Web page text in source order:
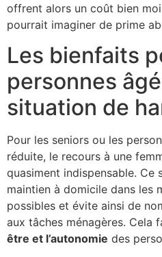
offrent alors un coût bien
pourrait imaginer de prime
Les bienfaits
personnes
situation de
Pour les seniors ou les
réduite, le recours à une
quasiment indispensable. Ce
maintien à domicile dans les
possibles et évite ainsi de
aux tâches ménagères. Cela
être et l’autonomie des